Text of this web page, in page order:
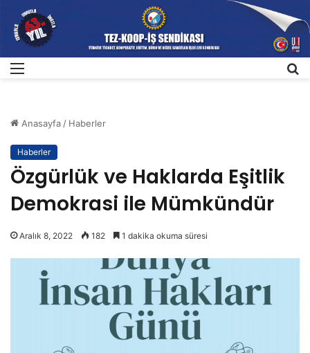
Anasayfa/ Haberler
Haberler
Özgürlük ve Haklarda Eşitlik
Demokrasi ile Mümkündür
Aralık 8, 2022 182 1 dakika okuma süresi